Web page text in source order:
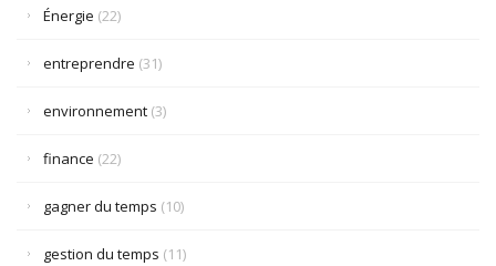
Énergie (22)
entreprendre (31)
environnement (3)
finance (22)
gagner du temps (10)
gestion du temps (11)